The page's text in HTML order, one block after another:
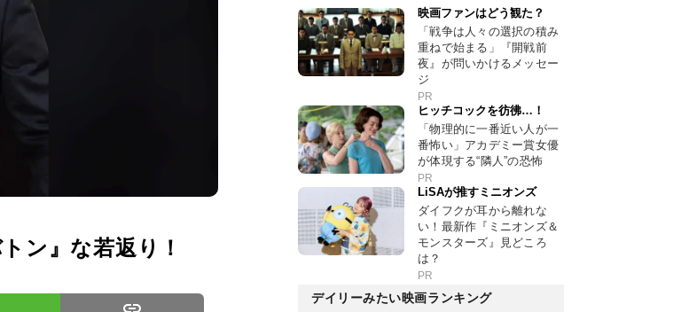
ン』な若返り！
映画ファンはどう観た？
「戦争は人々の選択の積み
重ねで始まる」『開戦前
夜』が問いかけるメッセー
ジ
PR
ヒッチコックを彷彿…！
「物理的に一番近い人が一
番怖い」アカデミー賞女優
が体現する“隣人”の恐怖
PR
LiSAが推すミニオンズ
ダイフクが耳から離れな
い！最新作『ミニオンズ＆
モンスターズ』見どころ
は？
PR
デイリーみたい映画ランキング